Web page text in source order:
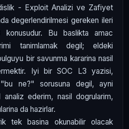
- Exploit Analizi ve Zafiyet
degerlendirilmesi gereken ileri
Bu baslikta amac
tanimlamak degil; eldeki
bir savunma kararina nasil
Iyi bir SOC L3 yazisi,
ne?" sorusuna degil, ayni
ederim, nasil dogrularim,
da hazirlar.
tek basina okunabilir olacak